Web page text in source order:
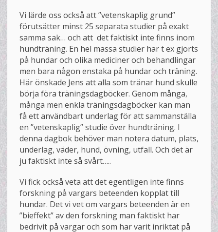
Vi lärde oss också att ”vetenskaplig grund”
förutsätter minst 25 separata studier på exakt
samma sak… och att det faktiskt inte finns inom
hundträning. En hel massa studier har t ex gjorts
på hundar och olika mediciner och behandlingar
men bara någon enstaka på hundar och träning.
Här önskade Jens att alla som tränar hund skulle
börja föra träningsdagböcker. Genom många,
många men enkla träningsdagböcker kan man
få ett användbart underlag för att sammanställa
en ”vetenskaplig” studie över hundträning. I
denna dagbok behöver man notera datum, plats,
underlag, väder, hund, övning, utfall. Och det är
ju faktiskt inte så svårt…..
Vi fick också veta att det egentligen inte finns
forskning på vargars beteenden kopplat till
hundar. Det vi vet om vargars beteenden är en
”bieffekt” av den forskning man faktiskt har
bedrivit på vargar och som har varit inriktat på